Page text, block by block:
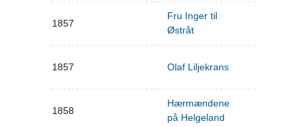
1857
Fru Inger til
Østråt
1857 Olaf Liljekrans
1858
Hærmændene
på Helgeland